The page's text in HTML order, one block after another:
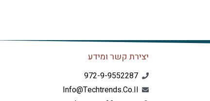
יצירת קשר ומידע
972-9-9552287
Info@techtrends.co.il